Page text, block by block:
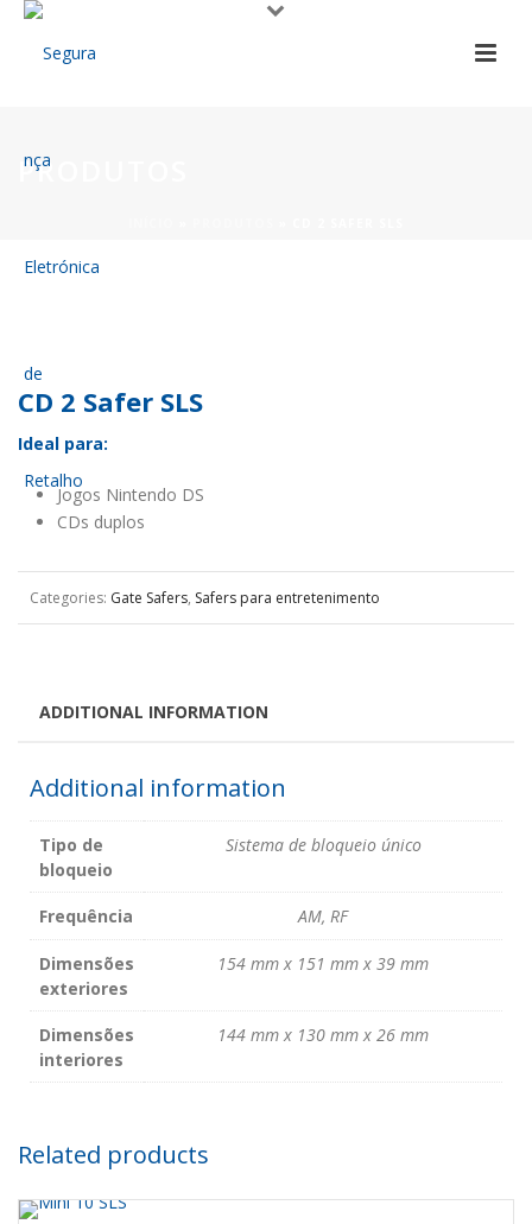
PRODUTOS
CD 2 Safer SLS
Ideal para:
Jogos Nintendo DS
CDs duplos
Categories: Gate Safers, Safers para entretenimento
ADDITIONAL INFORMATION
Additional information
Tipo de
bloqueio
Sistema de bloqueio único
Frequência AM, RF
Dimensões
exteriores
154 mm x 151 mm x 39 mm
Dimensões
interiores
144 mm x 130 mm x 26 mm
Related products